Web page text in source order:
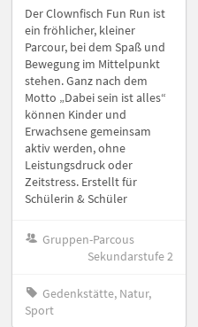
Der Clownfisch Fun Run ist
ein fröhlicher, kleiner
Parcour, bei dem Spaß und
Bewegung im Mittelpunkt
stehen. Ganz nach dem
Motto „Dabei sein ist alles“
können Kinder und
Erwachsene gemeinsam
aktiv werden, ohne
Leistungsdruck oder
Zeitstress. Erstellt für
Schülerin & Schüler
Gruppen-Parcous
Sekundarstufe 2
Gedenkstätte, Natur,
Sport